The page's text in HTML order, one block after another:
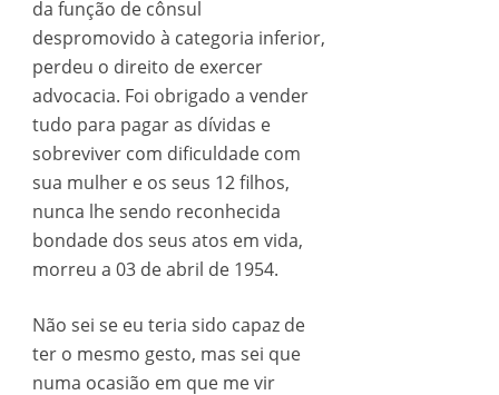
da função de cônsul
despromovido à categoria inferior,
perdeu o direito de exercer
advocacia. Foi obrigado a vender
tudo para pagar as dívidas e
sobreviver com dificuldade com
sua mulher e os seus 12 filhos,
nunca lhe sendo reconhecida
bondade dos seus atos em vida,
morreu a 03 de abril de 1954.
Não sei se eu teria sido capaz de
ter o mesmo gesto, mas sei que
numa ocasião em que me vir